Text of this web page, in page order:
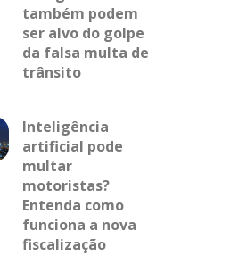
também podem
ser alvo do golpe
da falsa multa de
trânsito
Inteligência
artificial pode
multar
motoristas?
Entenda como
funciona a nova
fiscalização